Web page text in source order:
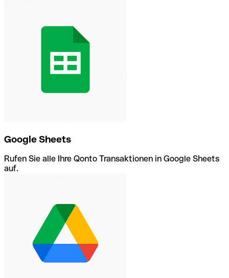
Google Sheets
Rufen Sie alle Ihre Qonto Transaktionen in Google Sheets
auf.